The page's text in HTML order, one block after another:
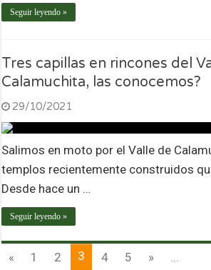
Seguir leyendo »
Tres capillas en rincones del
Calamuchita, las conocemos?
29/10/2021
Salimos en moto por el Valle de
templos recientemente construidos
Desde hace un …
Seguir leyendo »
« 1 2 3 4 5 »
...